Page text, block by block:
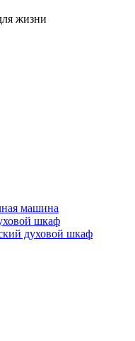
жизни
машина
шкаф
духовой шкаф